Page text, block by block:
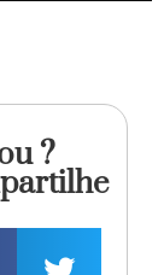
?